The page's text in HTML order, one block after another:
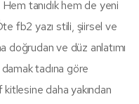
tanıdık hem de yeni
fb2 yazı stili, şiirsel ve
doğrudan ve düz anlatımı
tadına göre
daha yakından